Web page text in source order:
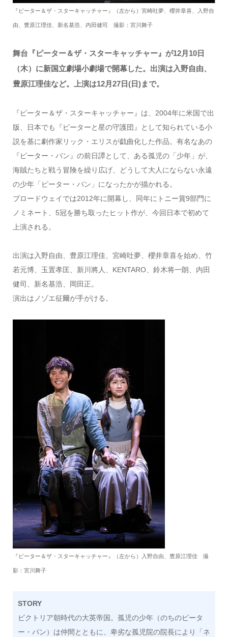
『ピーター＆ザ・スターキャッチャー』（左から）宮崎吐夢、櫻井章喜、入野自
由、豊原江理佳、新名基浩、内田健司 撮影：宮川舞子
舞台『ピーター＆ザ・スターキャッチャー』が12月10日
（木）に新国立劇場小劇場で開幕した。出演は入野自由、
豊原江理佳など。上演は12月27日(日)まで。
『ピーター＆ザ・スターキャッチャー』は、2004年に米国で出
版、日本でも『ピーターと星の守護団』として知られている小
説を基に劇作家リック・エリスが戯曲化した作品。有名なあの
『ピーター・パン』の前日譚として、ある孤児の「少年」が、
海賊たちと戦う冒険を繰り広げ、どうして大人にならない永遠
の少年「ピーター・パン」になったかが描かれる。
ブロードウェイでは2012年に開幕し、同年にトニー賞9部門に
ノミネート、5冠を勝ち取ったヒット作が、今回日本で初めて
上演される。
出演は入野自由、豊原江理佳、宮崎吐夢、櫻井章喜を始め、竹
若元博、玉置孝匡、新川將人、KENTARO、鈴木将一朗、内田
健司、新名基浩、岡田正。
演出はノゾエ征爾が手がける。
『ピーター＆ザ・スターキャッチャー』（左から）入野自由、豊原江理佳 撮
影：宮川舞子
STORY
ビクトリア朝時代の大英帝国。孤児の少年（のちのピータ
ー・パン）は仲間とともに、卑劣な孤児院の院長により「ネ